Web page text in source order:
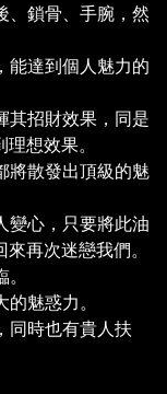
、鎖骨、手腕，然
能達到個人魅力的
其招財效果，同是
想效果。
將散發出頂級的魅
變心，只要將此油
再次迷戀我們。
魅惑力。
同時也有貴人扶